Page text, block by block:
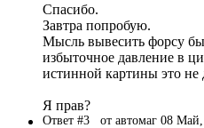
Спасибо.
Завтра попробую.
Мысль вывесить форсу
избыточное давление в
истинной картины это не
Я прав?
Ответ #3 от автомаг 08